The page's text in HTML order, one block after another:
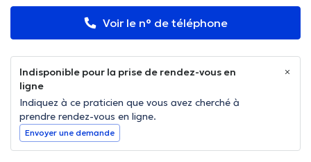
Voir le n° de téléphone
Indisponible pour la prise de rendez-vous en
ligne
Indiquez à ce praticien que vous avez cherché à
prendre rendez-vous en ligne.
Envoyer une demande